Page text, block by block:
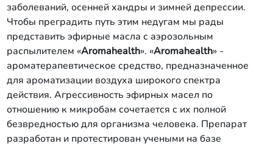
заболеваний, осенней хандры и зимней депрессии.
Чтобы преградить путь этим недугам мы рады
представить эфирные масла с аэрозольным
распылителем «Aromahealth». «Aromahealth» -
ароматерапевтическое средство, предназначенное
для ароматизации воздуха широкого спектра
действия. Агрессивность эфирных масел по
отношению к микробам сочетается с их полной
безвредностью для организма человека. Препарат
разработан и протестирован учеными на базе